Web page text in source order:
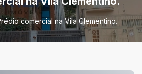
comercial na Vila Clementino.